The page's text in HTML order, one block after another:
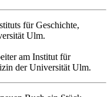
für Geschichte,
Ulm.
am Institut für
der Universität Ulm.